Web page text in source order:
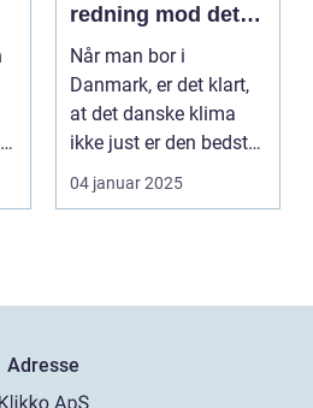
redning mod det
danske klima
Når man bor i
Danmark, er det klart,
at det danske klima
ikke just er den bedste
ven for bilen...
04 januar 2025
Adresse